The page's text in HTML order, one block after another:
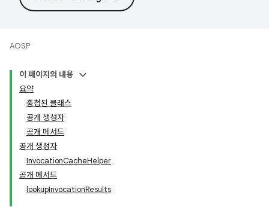
AOSP
이 페이지의 내용
요약
중첩된 클래스
공개 생성자
공개 메서드
공개 생성자
InvocationCacheHelper
공개 메서드
lookupInvocationResults